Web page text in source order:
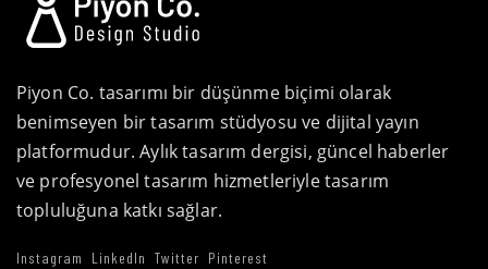
Piyon Co. tasarımı bir düşünme biçimi olarak
benimseyen bir tasarım stüdyosu ve dijital yayın
platformudur. Aylık tasarım dergisi, güncel haberler
ve profesyonel tasarım hizmetleriyle tasarım
topluluğuna katkı sağlar.
Instagram LinkedIn Twitter Pinterest